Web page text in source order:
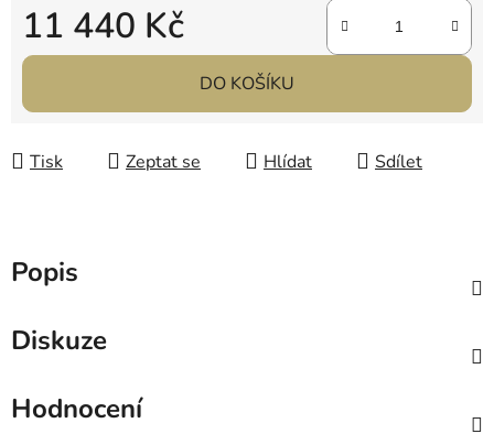
11 440 Kč
Měrná cena:
DO KOŠÍKU
Tisk Zeptat se Hlídat Sdílet
Popis
Diskuze
Hodnocení